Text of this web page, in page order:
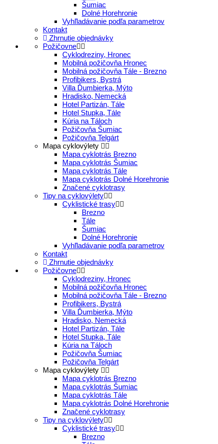
Šumiac
Dolné Horehronie
Vyhľladávanie podľa parametrov
Kontakt
Zhrnutie objednávky
Požičovne
Cyklodreziny, Hronec
Mobilná požičovňa Hronec
Mobilná požičovňa Tále - Brezno
Profibikers, Bystrá
Villa Ďumbierka, Mýto
Hradisko, Nemecká
Hotel Partizán, Tále
Hotel Stupka, Tále
Kúria na Táloch
Požičovňa Šumiac
Požičovňa Telgárt
Mapa cyklovýlety
Mapa cyklotrás Brezno
Mapa cyklotrás Šumiac
Mapa cyklotrás Tále
Mapa cyklotrás Dolné Horehronie
Značené cyklotrasy
Tipy na cyklovýlety
Cyklistické trasy
Brezno
Tále
Šumiac
Dolné Horehronie
Vyhľladávanie podľa parametrov
Kontakt
Zhrnutie objednávky
Požičovne
Cyklodreziny, Hronec
Mobilná požičovňa Hronec
Mobilná požičovňa Tále - Brezno
Profibikers, Bystrá
Villa Ďumbierka, Mýto
Hradisko, Nemecká
Hotel Partizán, Tále
Hotel Stupka, Tále
Kúria na Táloch
Požičovňa Šumiac
Požičovňa Telgárt
Mapa cyklovýlety
Mapa cyklotrás Brezno
Mapa cyklotrás Šumiac
Mapa cyklotrás Tále
Mapa cyklotrás Dolné Horehronie
Značené cyklotrasy
Tipy na cyklovýlety
Cyklistické trasy
Brezno